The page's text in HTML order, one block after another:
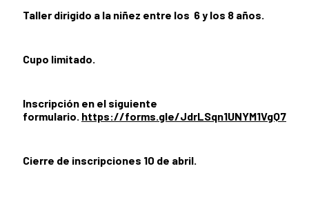
Taller dirigido a la niñez entre los 6 y los 8 años.
Cupo limitado.
Inscripción en el siguiente
formulario. https://forms.gle/JdrLSqn1UNYM1VgQ7
Cierre de inscripciones 10 de abril.